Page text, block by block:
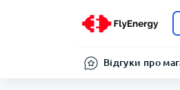
Відгуки про